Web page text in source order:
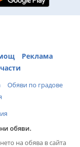
Реклама
Обяви по градове
обяви.
на обява в сайта